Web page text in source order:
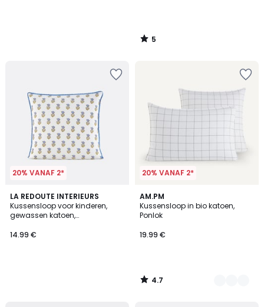
5
/
20% VANAF 2*
LA REDOUTE INTERIEURS
Kussensloop voor kinderen,
gewassen katoen,
14.99 €
20% VANAF 2*
AM.PM
Kussensloop in bio katoen,
Ponlok
19.99 €
4.7
/ 5
2
Kleuren
4.7
/